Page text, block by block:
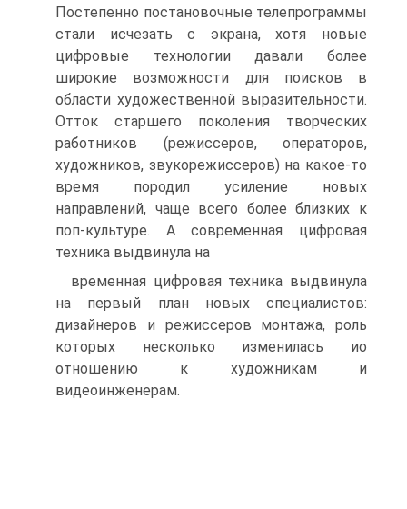
Постепенно постановочные телепрограммы
стали исчезать с экрана, хотя новые
цифровые технологии давали более
широкие возможности для поисков в
области художественной выразительности.
Отток старшего поколения творческих
работников (режиссеров, операторов,
художников, звукорежиссеров) на какое-то
время породил усиление новых
направлений, чаще всего более близких к
поп-культуре. А современная цифровая
техника выдвинула на
временная цифровая техника выдвинула
на первый план новых специалистов:
дизайнеров и режиссеров монтажа, роль
которых несколько изменилась ио
отношению к художникам и
видеоинженерам.